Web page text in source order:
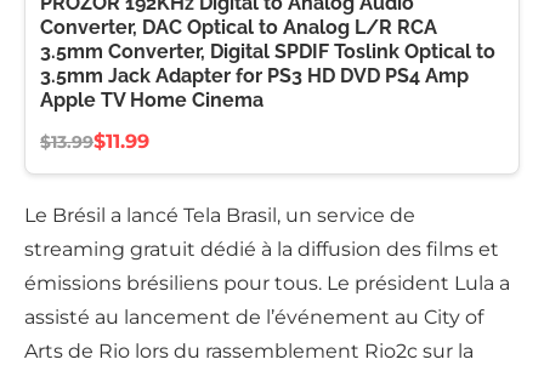
Converter, DAC Optical to Analog L/R RCA
3.5mm Converter, Digital SPDIF Toslink Optical to
3.5mm Jack Adapter for PS3 HD DVD PS4 Amp
Apple TV Home Cinema
$13.99$11.99
Le Brésil a lancé Tela Brasil, un service de
streaming gratuit dédié à la diffusion des films et
émissions brésiliens pour tous. Le président Lula a
assisté au lancement de l’événement au City of
Arts de Rio lors du rassemblement Rio2c sur la